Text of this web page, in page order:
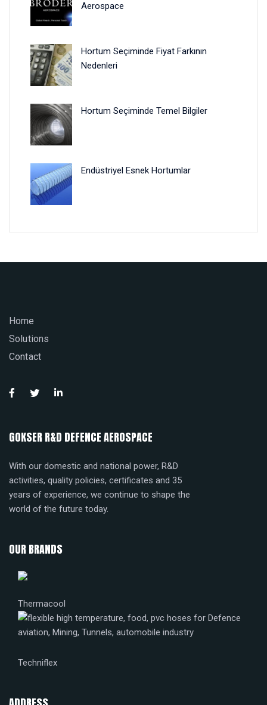
Aerospace
Hortum Seçiminde Fiyat Farkının
Nedenleri
Hortum Seçiminde Temel Bilgiler
Endüstriyel Esnek Hortumlar
Home
Solutions
Contact
GOKSER R&D DEFENCE AEROSPACE
With our domestic and national power, R&D
activities, quality policies, certificates and 35
years of experience, we continue to shape the
world of the future today.
OUR BRANDS
Thermacool
Techniflex